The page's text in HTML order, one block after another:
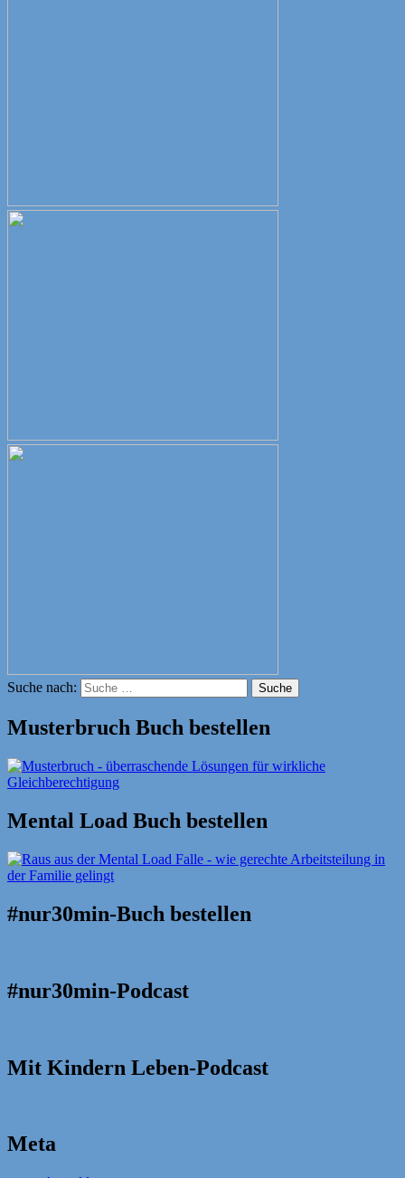
Suche nach: Suche
Musterbruch Buch bestellen
Mental Load Buch bestellen
#nur30min-Buch bestellen
#nur30min-Podcast
Mit Kindern Leben-Podcast
Meta